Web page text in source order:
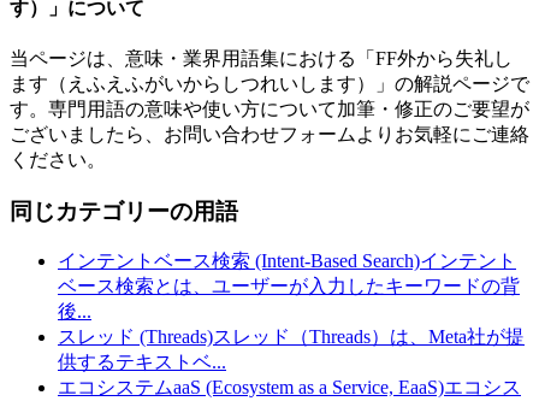
す）
」について
当ページは、意味・業界用語集における「 FF外から失礼し
ます（えふえふがいからしつれいします）
」の解説ページで
す。専門用語の意味や使い方について加筆・修正のご要望が
ございましたら、お問い合わせフォームよりお気軽にご連絡
ください。
同じカテゴリーの用語
インテントベース検索 (Intent-Based Search)インテント
ベース検索とは、ユーザーが入力したキーワードの背
後...
スレッド (Threads)スレッド（Threads）は、Meta社が提
供するテキストベ...
エコシステムaaS (Ecosystem as a Service, EaaS)エコシス